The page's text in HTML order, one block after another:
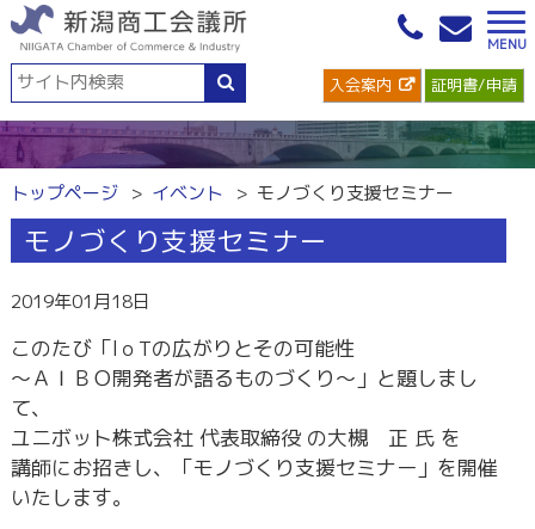
入会案内 証明書/申請
トップページ イベント モノづくり支援セミナー
モノづくり支援セミナー
2019年01月18日
このたび「lｏTの広がりとその可能性
～ＡＩＢＯ開発者が語るものづくり～」と題しまし
て、
ユニボット株式会社 代表取締役 の大槻 正 氏 を
講師にお招きし、「モノづくり支援セミナー」を開催
いたします。